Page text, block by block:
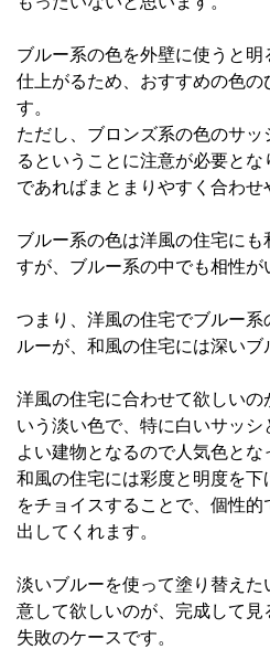
ブルー系の色を外壁に使うと
仕上がるため、おすすめの色
す。
ただし、ブロンズ系の色のサ
るということに注意が必要と
であればまとまりやすく合わせ
ブルー系の色は洋風の住宅に
すが、ブルー系の中でも相性が
つまり、洋風の住宅でブルー
ルーが、和風の住宅には深いブ
洋風の住宅に合わせて欲しいの
いう淡い色で、特に白いサッ
よい建物となるので人気色とな
和風の住宅には彩度と明度を
をチョイスすることで、個性
出してくれます。
淡いブルーを使って塗り替え
意して欲しいのが、完成して見
失敗のケースです。